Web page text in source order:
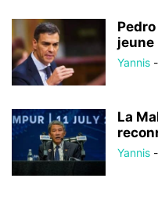
jeune
Yannis -
La
Yannis -